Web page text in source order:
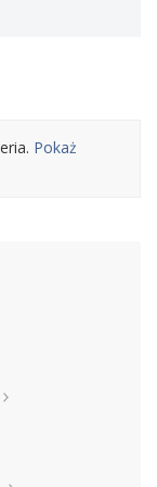
Pokaż